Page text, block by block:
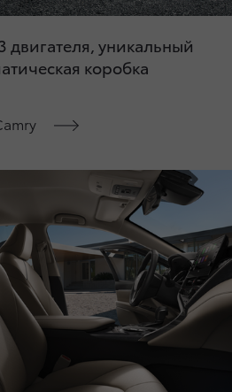
двигателя, уникальный
коробка